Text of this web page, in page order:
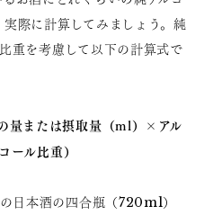
際に計算してみましょう。純
重を考慮して以下の計算式で
量または摂取量（ml）×アル
ル比重）
日本酒の四合瓶（720ml）